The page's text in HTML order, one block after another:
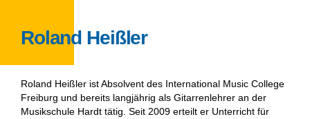
Roland Heißler
Roland Heißler ist Absolvent des International Music College
Freiburg und bereits langjährig als Gitarrenlehrer an der
Musikschule Hardt tätig. Seit 2009 erteilt er Unterricht für